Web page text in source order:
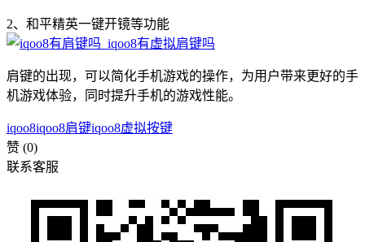
2、和平精英一键开镜等功能
肩键的出现，可以简化手机游戏的操作，为用户带来更好的手
机游戏体验，同时提升手机的游戏性能。
iqoo8iqoo8肩键iqoo8虚拟按键
赞 (0)
联系客服